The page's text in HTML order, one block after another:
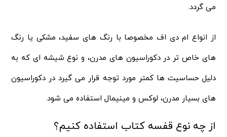
می گردد.
از انواع ام دی اف مخصوصا با رنگ های سفید، مشکی یا رنگ
های خاص تر در دکوراسیون های مدرن، و نوع شیشه ای که به
دلیل حساسیت ها کمتر مورد توجه قرار می گیرد در دکوراسیون
های بسیار مدرن، لوکس و مینیمال استفاده می شود.
از چه نوع قفسه کتاب استفاده کنیم؟